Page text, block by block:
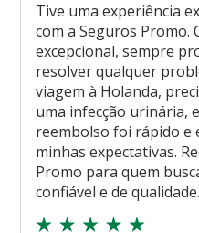
Tive uma experiência
com a Seguros
excepcional, sempre
resolver qualquer
viagem à Holanda,
uma infecção urinária,
reembolso foi rápido e
minhas expectativas.
Promo para quem
confiável e de qualidade.